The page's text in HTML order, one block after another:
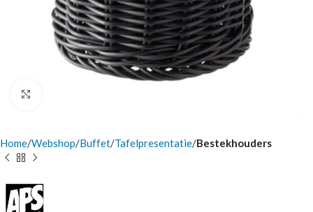
Home Webshop Buffet Tafelpresentatie Bestekhouders